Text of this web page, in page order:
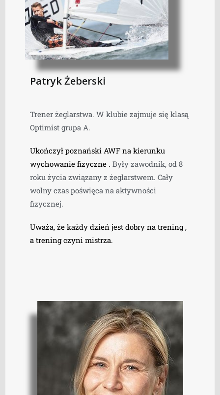
Patryk Żeberski
Trener żeglarstwa. W klubie zajmuje się klasą
Optimist grupa A.
Ukończył poznański AWF na kierunku
wychowanie fizyczne .Były zawodnik, od 8
roku życia związany z żeglarstwem. Cały
wolny czas poświęca na aktywności
fizycznej.
Uważa, że każdy dzień jest dobry na trening ,
a trening czyni mistrza.